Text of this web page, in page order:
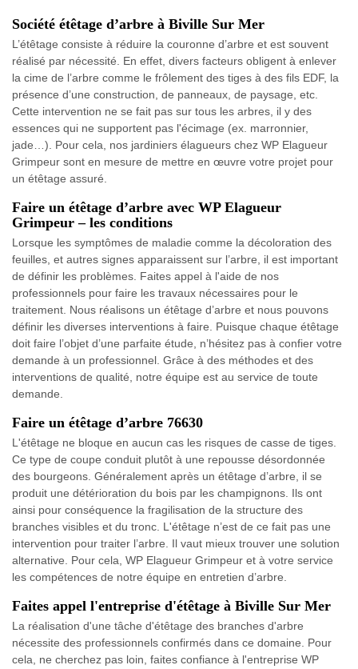
Société étêtage d’arbre à Biville Sur Mer
L’étêtage consiste à réduire la couronne d’arbre et est souvent
réalisé par nécessité. En effet, divers facteurs obligent à enlever
la cime de l’arbre comme le frôlement des tiges à des fils EDF, la
présence d’une construction, de panneaux, de paysage, etc.
Cette intervention ne se fait pas sur tous les arbres, il y des
essences qui ne supportent pas l'écimage (ex. marronnier,
jade…). Pour cela, nos jardiniers élagueurs chez WP Elagueur
Grimpeur sont en mesure de mettre en œuvre votre projet pour
un étêtage assuré.
Faire un étêtage d’arbre avec WP Elagueur
Grimpeur – les conditions
Lorsque les symptômes de maladie comme la décoloration des
feuilles, et autres signes apparaissent sur l’arbre, il est important
de définir les problèmes. Faites appel à l'aide de nos
professionnels pour faire les travaux nécessaires pour le
traitement. Nous réalisons un étêtage d’arbre et nous pouvons
définir les diverses interventions à faire. Puisque chaque étêtage
doit faire l’objet d’une parfaite étude, n’hésitez pas à confier votre
demande à un professionnel. Grâce à des méthodes et des
interventions de qualité, notre équipe est au service de toute
demande.
Faire un étêtage d’arbre 76630
L'étêtage ne bloque en aucun cas les risques de casse de tiges.
Ce type de coupe conduit plutôt à une repousse désordonnée
des bourgeons. Généralement après un étêtage d’arbre, il se
produit une détérioration du bois par les champignons. Ils ont
ainsi pour conséquence la fragilisation de la structure des
branches visibles et du tronc. L'étêtage n’est de ce fait pas une
intervention pour traiter l’arbre. Il vaut mieux trouver une solution
alternative. Pour cela, WP Elagueur Grimpeur et à votre service
les compétences de notre équipe en entretien d’arbre.
Faites appel l'entreprise d'étêtage à Biville Sur Mer
La réalisation d'une tâche d'étêtage des branches d'arbre
nécessite des professionnels confirmés dans ce domaine. Pour
cela, ne cherchez pas loin, faites confiance à l'entreprise WP